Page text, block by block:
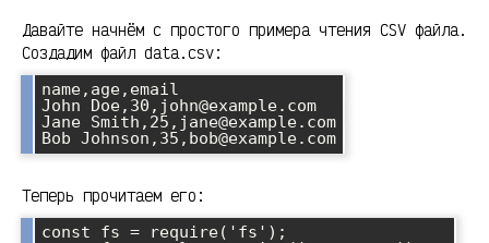
Давайте начнём с простого примера чтения CSV файла.
Создадим файл data.csv:
name,age,email
John Doe,30,john@example.com
Jane Smith,25,jane@example.com
Теперь прочитаем его:
const fs = require('fs');